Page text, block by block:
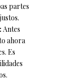
partes
Antes
ahora
Es